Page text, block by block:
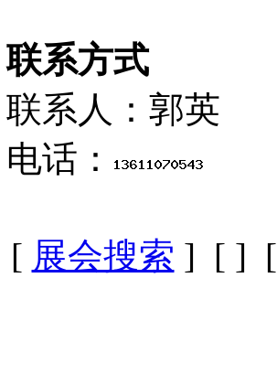
联系方式
联系人：郭英
电话：
[ 展会搜索 ] [ ] [